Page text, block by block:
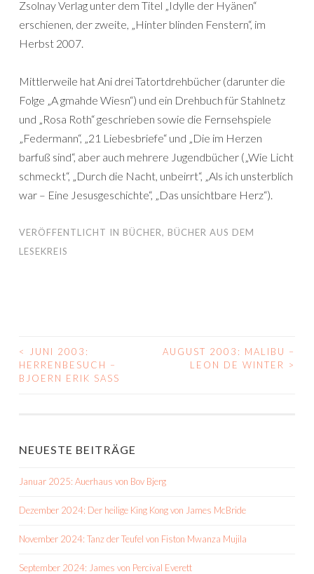
Zsolnay Verlag unter dem Titel „Idylle der Hyänen“
erschienen, der zweite, „Hinter blinden Fenstern“, im
Herbst 2007.
Mittlerweile hat Ani drei Tatortdrehbücher (darunter die
Folge „A gmahde Wiesn“) und ein Drehbuch für Stahlnetz
und „Rosa Roth“ geschrieben sowie die Fernsehspiele
„Federmann“, „21 Liebesbriefe“ und „Die im Herzen
barfuß sind“, aber auch mehrere Jugendbücher („Wie Licht
schmeckt“, „Durch die Nacht, unbeirrt“, „Als ich unsterblich
war – Eine Jesusgeschichte“, „Das unsichtbare Herz“).
VERÖFFENTLICHT IN BÜCHER, BÜCHER AUS DEM
LESEKREIS
BEITRAGS-
NAVIGATION
<
JUNI 2003:
HERRENBESUCH –
BJOERN ERIK SASS
AUGUST 2003: MALIBU –
LEON DE WINTER
>
NEUESTE BEITRÄGE
Januar 2025: Auerhaus von Bov Bjerg
Dezember 2024: Der heilige King Kong von James McBride
November 2024: Tanz der Teufel von Fiston Mwanza Mujila
September 2024: James von Percival Everett